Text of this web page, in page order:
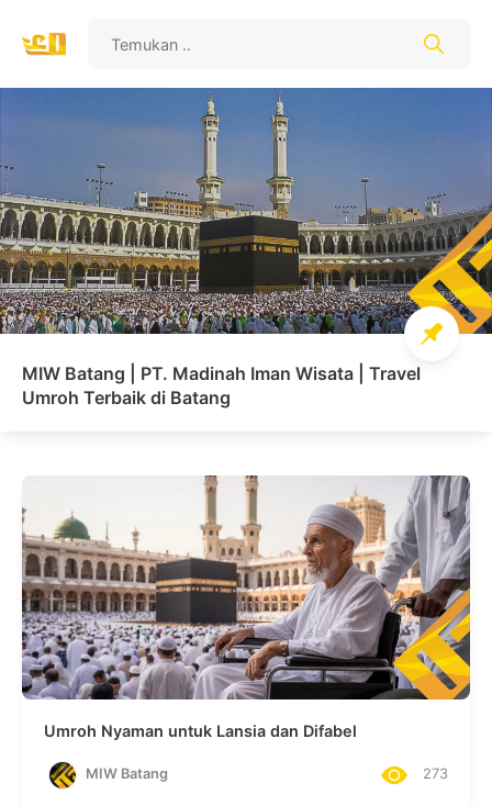
MIW Batang | PT. Madinah Iman Wisata | Travel
Umroh Terbaik di Batang
Umroh Nyaman untuk Lansia dan Difabel
MIW Batang 273